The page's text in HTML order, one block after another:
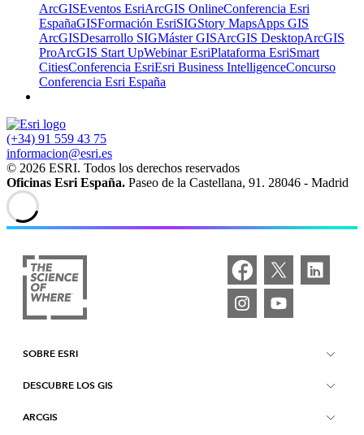
ArcGISEventos EsriArcGIS OnlineConferencia Esri
EspañaGISFormación EsriSIGStory MapsApps GIS
ArcGISDesarrollo SIGMáster GISArcGIS DesktopArcGIS
ProArcGIS Start UpWebinar EsriPlataforma EsriSmart
CitiesConferencia EsriEsri Business IntelligenceConcurso
Conferencia Esri España
(+34) 91 559 43 75
informacion@esri.es
© 2026 ESRI. Todos los derechos reservados
Oficinas Esri España. Paseo de la Castellana, 91. 28046 - Madrid
SOBRE ESRI
Quiénes somos
Únete a nosotros
DESCUBRE LOS GIS
Qué es GIS
ARCGIS